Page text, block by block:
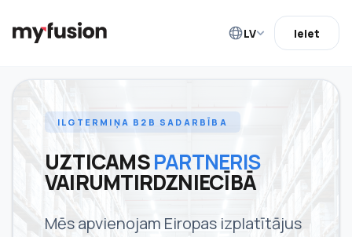
LV Ieiet
ILGTERMIŅA B2B SADARBĪBA
UZTICAMSPARTNERIS
VAIRUMTIRDZNIECĪBĀ
Mēs apvienojam Eiropas izplatītājus